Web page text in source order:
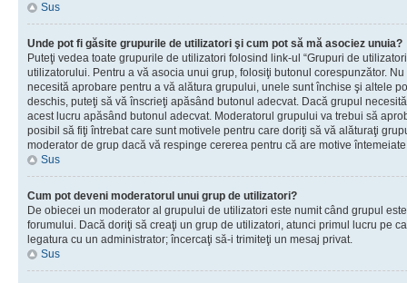
Sus
Unde pot fi găsite grupurile de utilizatori şi cum pot să mă asociez unuia?
Puteţi vedea toate grupurile de utilizatori folosind link-ul “Grupuri de
utilizatorului. Pentru a vă asocia unui grup, folosiţi butonul corespunzător.
necesită aprobare pentru a vă alătura grupului, unele sunt închise şi altele
deschis, puteţi să vă înscrieţi apăsând butonul adecvat. Dacă grupul
acest lucru apăsând butonul adecvat. Moderatorul grupului va trebui să
posibil să fiţi întrebat care sunt motivele pentru care doriţi să vă alăturaţi
moderator de grup dacă vă respinge cererea pentru că are motive
Sus
Cum pot deveni moderatorul unui grup de utilizatori?
De obiecei un moderator al grupului de utilizatori este numit când grupul
forumului. Dacă doriţi să creaţi un grup de utilizatori, atunci primul lucru pe
legatura cu un administrator; încercaţi să-i trimiteţi un mesaj privat.
Sus